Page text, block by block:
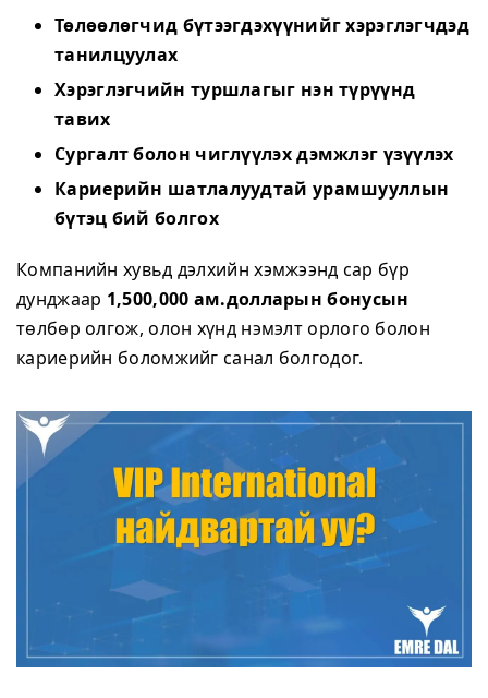
Төлөөлөгчид бүтээгдэхүүнийг хэрэглэгчдэд
танилцуулах
Хэрэглэгчийн туршлагыг нэн түрүүнд
тавих
Сургалт болон чиглүүлэх дэмжлэг үзүүлэх
Кариерийн шатлалуудтай урамшууллын
бүтэц бий болгох
Компанийн хувьд дэлхийн хэмжээнд сар бүр
дунджаар 1,500,000 ам.долларын бонусын
төлбөр олгож, олон хүнд нэмэлт орлого болон
кариерийн боломжийг санал болгодог.